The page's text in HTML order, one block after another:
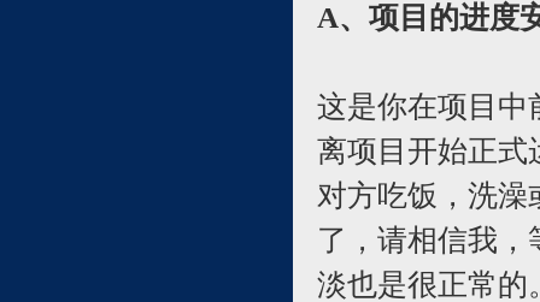
A、项目的进度
这是你在项目中
离项目开始正式
对方吃饭，洗
了，请相信我
淡也是很正常的